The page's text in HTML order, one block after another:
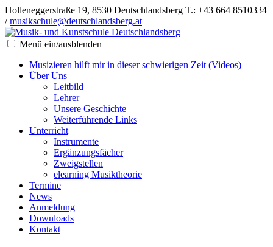
Holleneggerstraße 19, 8530 Deutschlandsberg T.: +43 664 8510334
/musikschule@deutschlandsberg.at
Menü ein/ausblenden
Musizieren hilft mir in dieser schwierigen Zeit (Videos)
Über Uns
Leitbild
Lehrer
Unsere Geschichte
Weiterführende Links
Unterricht
Instrumente
Ergänzungsfächer
Zweigstellen
elearning Musiktheorie
Termine
News
Anmeldung
Downloads
Kontakt